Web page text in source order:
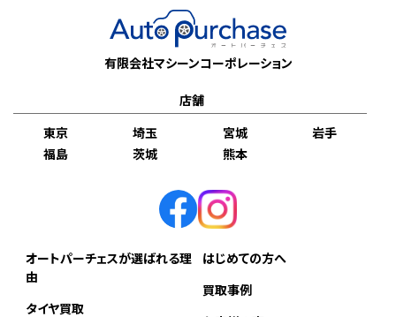
有限会社マシーンコーポレーション
店舗
東京
埼玉 宮城
岩手
福島
茨城 熊本
オートパーチェスが選ばれる理
由
タイヤ買取
はじめての方へ
買取事例